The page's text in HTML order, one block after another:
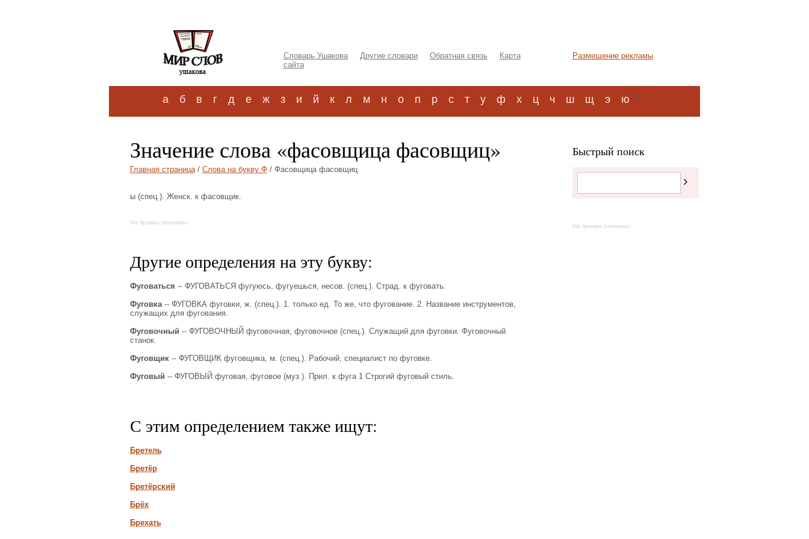
Словарь Ушакова Другие словари Обратная связь
Карта
сайта
Размещение рекламы
а б в г д е ж з и й к л м н о п р с т у ф х ц ч ш щ э ю я
Значение слова «фасовщица фасовщиц»
Главная страница/ Слова на букву Ф/ Фасовщица фасовщиц
ы (спец.). Женск. к фасовщик.
На правах рекламы:
Другие определения на эту букву:
Фуговаться -- ФУГОВАТЬСЯ фугуюсь, фугуешься, несов. (спец.). Страд. к фуговать.
Фуговка-- ФУГОВКА фуговки, ж. (спец.). 1. только ед. То же, что фугование. 2. Название инструментов,
служащих для фугования.
Фуговочный -- ФУГОВОЧНЫЙ фуговочная, фуговочное (спец.). Служащий для фуговки. Фуговочный
станок.
Фуговщик-- ФУГОВЩИК фуговщика, м. (спец.). Рабочий, специалист по фуговке.
Фуговый -- ФУГОВЫЙ фуговая, фуговое (муз.). Прил. к фуга 1 Строгий фуговый стиль.
С этим определением также ищут:
Бретель
Бретёр
Бретёрский
Брёх
Брехать
Быстрый поиск
На правах рекламы: